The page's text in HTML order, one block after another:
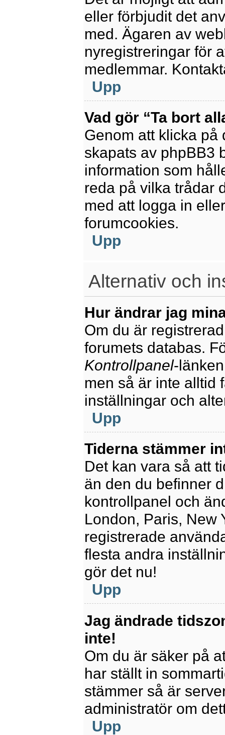
eller förbjudit det
med. Ägaren av
nyregistreringar för
medlemmar.
Upp
Vad gör “Ta bort
Genom att klicka på
skapats av phpBB3
information som
reda på vilka trådar
med att logga in
forumcookies.
Upp
Alternativ och
Hur ändrar jag
Om du är
forumets databas.
Kontrollpanel-
men så är inte alltid
inställningar och
Upp
Tiderna stämmer
Det kan vara så att
än den du befinner
kontrollpanel och
London, Paris, New
registrerade
flesta andra
gör det nu!
Upp
Jag ändrade
inte!
Om du är säker på
har ställt in
stämmer så är
administratör om
Upp